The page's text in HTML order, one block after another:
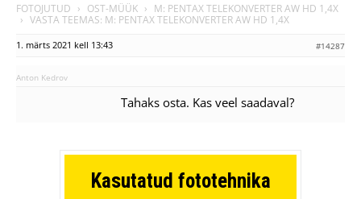
FOTOJUTUD › OST-MÜÜK › M: PENTAX TELEKONVERTER AW HD 1,4X
› VASTA TEEMAS: M: PENTAX TELEKONVERTER AW HD 1,4X
1. märts 2021 kell 13:43 #14287
Anton Kedrov
Tahaks osta. Kas veel saadaval?